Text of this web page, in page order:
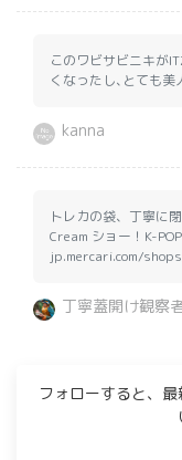
このワビサビニキが
くなったし､とても美
kanna
トレカの袋、丁寧に
Cream ショー！K-
jp.mercari.com/
丁寧蓋開け観察
フォローすると、